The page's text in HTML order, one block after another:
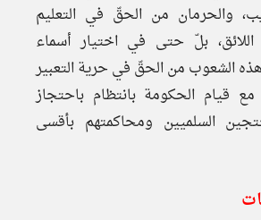
والحرمان من الحقّ في التعليم
بلّ حتى في اختيار أسماء
هذه الشعوب من الحقّ في حرية التعبير
مع قيام الحكومة بانتظام باحتجاز
السلميين ومحاكمتهم بأقسى